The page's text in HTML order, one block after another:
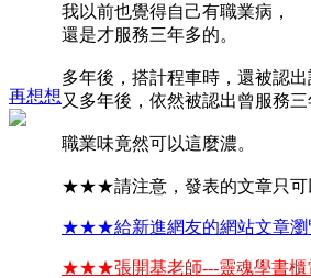
再想想
我以前也覺得自己有職業病，
還是才服務三年多的。
多年後，搭計程車時，還被認出
又多年後，依然被認出曾服務三
職業味竟然可以這麼濃。
★★★請注意，發表的文章只
★★★給新進網友的網站文章
★★★張開基老師---靈魂學書